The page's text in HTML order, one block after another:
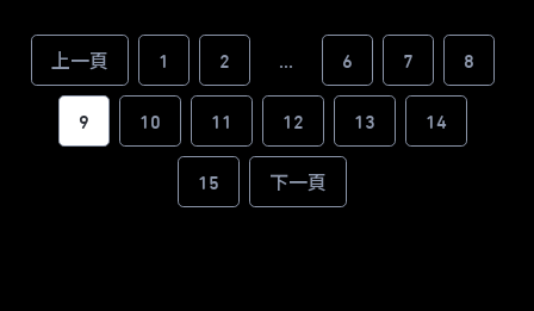
上一頁 1 2 ... 6 7 8
9 10 11 12 13 14
15 下一頁